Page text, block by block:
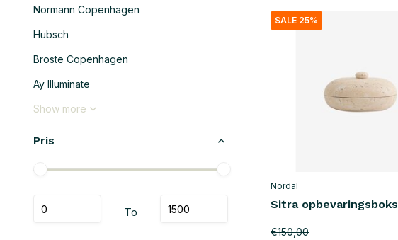
Normann Copenhagen
Hubsch
Broste Copenhagen
Ay Illuminate
Show more
Pris
To
SALE 25%
Nordal
Sitra opbevaringsboks
€150,00